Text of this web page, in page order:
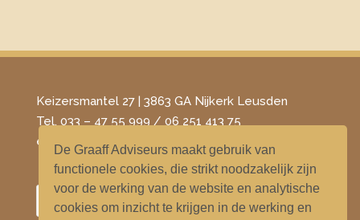
De Graaff Adviseurs maakt gebruik van
functionele cookies, die strikt noodzakelijk zijn
voor de werking van de website en analytische
cookies om inzicht te krijgen in de werking en
Keizersmantel 27 | 3863 GA Nijkerk Leusden
Tel. 033 – 47 55 999 / 06 251 413 75
​e-mail –
info@degraaffadviseurs.nl